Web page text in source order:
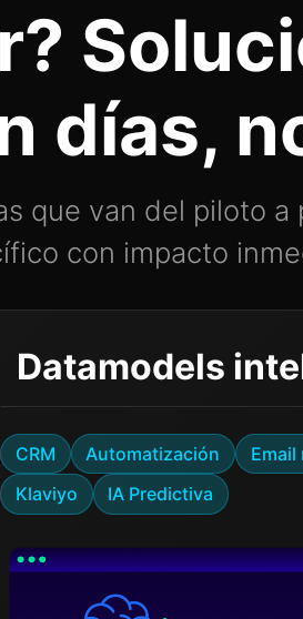
días,
que van del piloto
con impacto
Datamodels
CRM Automatización Email
Klaviyo
IA Predictiva